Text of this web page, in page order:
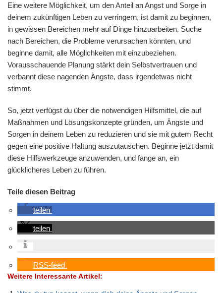
Eine weitere Möglichkeit, um den Anteil an Angst und Sorge in
deinem zukünftigen Leben zu verringern, ist damit zu beginnen,
in gewissen Bereichen mehr auf Dinge hinzuarbeiten. Suche
nach Bereichen, die Probleme verursachen könnten, und
beginne damit, alle Möglichkeiten mit einzubeziehen.
Vorausschauende Planung stärkt dein Selbstvertrauen und
verbannt diese nagenden Ängste, dass irgendetwas nicht
stimmt.
So, jetzt verfügst du über die notwendigen Hilfsmittel, die auf
Maßnahmen und Lösungskonzepte gründen, um Ängste und
Sorgen in deinem Leben zu reduzieren und sie mit gutem Recht
gegen eine positive Haltung auszutauschen. Beginne jetzt damit
diese Hilfswerkzeuge anzuwenden, und fange an, ein
glücklicheres Leben zu führen.
Teile diesen Beitrag
teilen
teilen
RSS-feed
Weitere Interessante Artikel: